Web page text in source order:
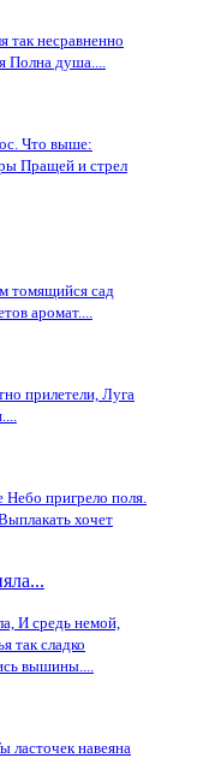
так несравненно
Полна душа....
Что выше:
Пращей и стрел
томящийся сад
аромат....
прилетели, Луга
пригрело поля.
хочет
И средь немой,
так сладко
вышины....
ласточек навеяна